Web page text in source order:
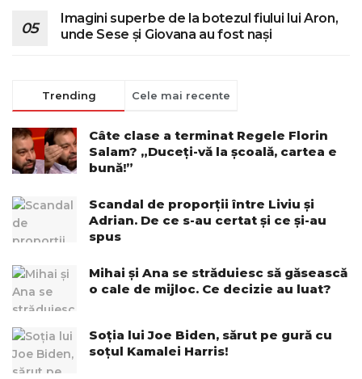
Imagini superbe de la botezul fiului lui Aron,
unde Sese și Giovana au fost nași
Trending Cele mai recente
Câte clase a terminat Regele Florin
Salam? „Duceți-vă la școală, cartea e
bună!”
Scandal de proporții între Liviu și
Adrian. De ce s-au certat și ce și-au
spus
Mihai și Ana se străduiesc să găsească
o cale de mijloc. Ce decizie au luat?
Soția lui Joe Biden, sărut pe gură cu
soțul Kamalei Harris!